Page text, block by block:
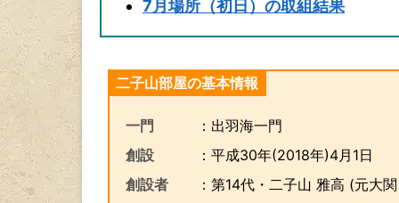
7月場所（初日）の取組結果
二子山部屋の基本情報
一門
：出羽海一門
創設
：平成30年(2018年)4月1日
創設者
：第14代・二子山 雅高 (元大